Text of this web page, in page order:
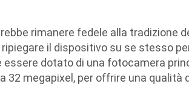
rimanere fedele alla tradizione
il dispositivo su se stesso
dotato di una fotocamera
32 megapixel, per offrire una qualità